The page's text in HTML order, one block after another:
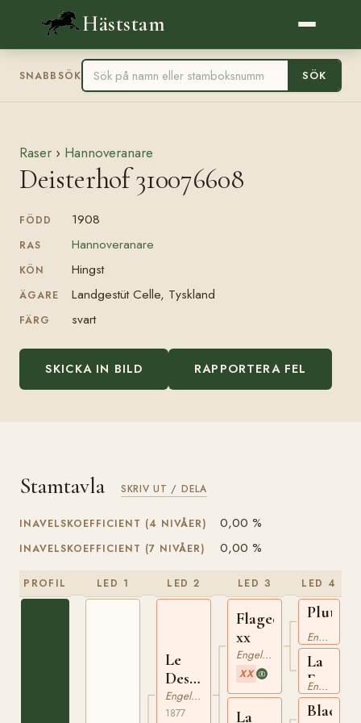
Häststam
SNABBSÖK SÖK
Raser › Hannoveranare
Deisterhof 310076608
FÖDD 1908
RAS Hannoveranare
KÖN Hingst
ÄGARE Landgestüt Celle, Tyskland
FÄRG svart
SKICKA IN BILD RAPPORTERA FEL
Stamtavla SKRIV UT / DELA
INAVELSKOEFFICIENT (4 NIVÅER) 0,00 %
INAVELSKOEFFICIENT (7 NIVÅER) 0,00 %
PROFIL LED 1 LED 2
Le
Destrier
xx
Engelskt Fullblod
1877
LED 3
Flageolet
xx
Engelskt Fullblod
XX
La
LED 4
Plutus
xxEngelskt Fullblod
La
xx
Engelskt Fullblod
Black